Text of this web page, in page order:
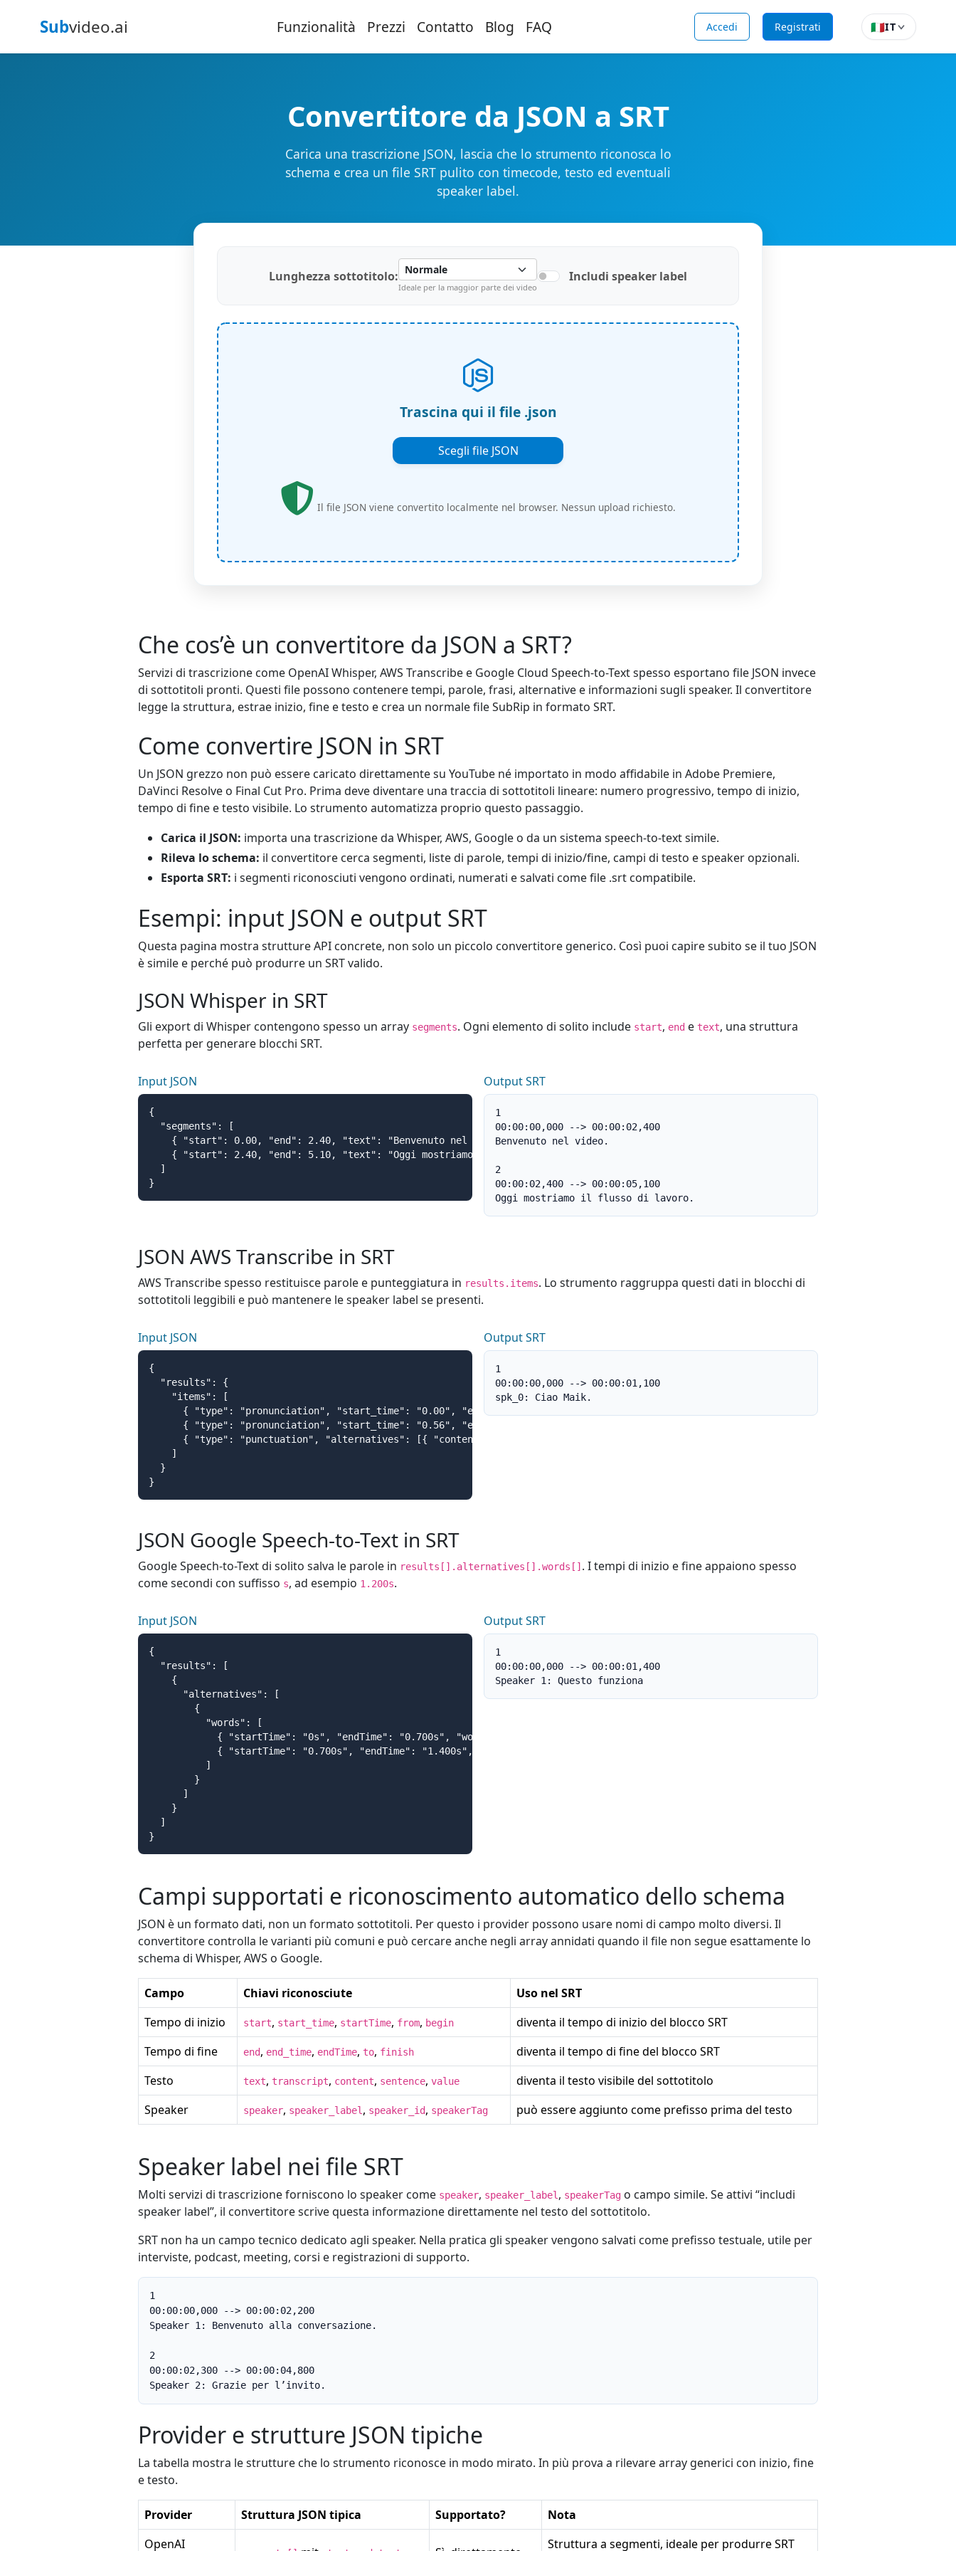
Subvideo.ai Funzionalità Prezzi Contatto Blog FAQ Accedi Registrati 🇮🇹IT
Convertitore da JSON a SRT
Carica una trascrizione JSON, lascia che lo strumento riconosca lo
schema e crea un file SRT pulito con timecode, testo ed eventuali
speaker label.
Lunghezza sottotitolo:
Ideale per la maggior parte dei video
Includi speaker label
Trascina qui il file .json
Scegli file JSON
Il file JSON viene convertito localmente nel browser. Nessun upload richiesto.
Che cos’è un convertitore da JSON a SRT?
Servizi di trascrizione come OpenAI Whisper, AWS Transcribe e Google Cloud Speech-to-Text spesso esportano file JSON invece
di sottotitoli pronti. Questi file possono contenere tempi, parole, frasi, alternative e informazioni sugli speaker. Il convertitore
legge la struttura, estrae inizio, fine e testo e crea un normale file SubRip in formato SRT.
Come convertire JSON in SRT
Un JSON grezzo non può essere caricato direttamente su YouTube né importato in modo affidabile in Adobe Premiere,
DaVinci Resolve o Final Cut Pro. Prima deve diventare una traccia di sottotitoli lineare: numero progressivo, tempo di inizio,
tempo di fine e testo visibile. Lo strumento automatizza proprio questo passaggio.
Carica il JSON: importa una trascrizione da Whisper, AWS, Google o da un sistema speech-to-text simile.
Rileva lo schema: il convertitore cerca segmenti, liste di parole, tempi di inizio/fine, campi di testo e speaker opzionali.
Esporta SRT: i segmenti riconosciuti vengono ordinati, numerati e salvati come file .srt compatibile.
Esempi: input JSON e output SRT
Questa pagina mostra strutture API concrete, non solo un piccolo convertitore generico. Così puoi capire subito se il tuo JSON
è simile e perché può produrre un SRT valido.
JSON Whisper in SRT
Gli export di Whisper contengono spesso un array segments. Ogni elemento di solito include start, end e text, una struttura
perfetta per generare blocchi SRT.
Input JSON
{
  "segments": [
    { "start": 0.00, "end": 2.40, "text": "Benvenuto nel video." },
    { "start": 2.40, "end": 5.10, "text": "Oggi mostriamo il flusso di lavoro." }
  ]
}
Output SRT
1
00:00:00,000 --> 00:00:02,400
Benvenuto nel video.
2
00:00:02,400 --> 00:00:05,100
Oggi mostriamo il flusso di lavoro.
JSON AWS Transcribe in SRT
AWS Transcribe spesso restituisce parole e punteggiatura in results.items. Lo strumento raggruppa questi dati in blocchi di
sottotitoli leggibili e può mantenere le speaker label se presenti.
Input JSON
{
  "results": {
    "items": [
{ "type": "pronunciation", "start_time": "0.00", "end_time": "0.55", "alternatives": [{ "content": "Ciao" }], "speaker_label": "spk_0"
{ "type": "pronunciation", "start_time": "0.56", "end_time": "1.10", "alternatives": [{ "content": "Maik" }], "speaker_label": "spk_0"
      { "type": "punctuation", "alternatives": [{ "content": "." }] }
    ]
  }
}
Output SRT
1
00:00:00,000 --> 00:00:01,100
spk_0: Ciao Maik.
JSON Google Speech-to-Text in SRT
Google Speech-to-Text di solito salva le parole in results[].alternatives[].words[] . I tempi di inizio e fine appaiono spesso
come secondi con suffisso s, ad esempio 1.200s.
Input JSON
{
  "results": [
    {
      "alternatives": [
        {
          "words": [
            { "startTime": "0s", "endTime": "0.700s", "word": "Questo", "speakerTag": 1 },
            { "startTime": "0.700s", "endTime": "1.400s", "word": "funziona", "speakerTag": 1 }
          ]
        }
      ]
    }
  ]
}
Output SRT
1
00:00:00,000 --> 00:00:01,400
Speaker 1: Questo funziona
Campi supportati e riconoscimento automatico dello schema
JSON è un formato dati, non un formato sottotitoli. Per questo i provider possono usare nomi di campo molto diversi. Il
convertitore controlla le varianti più comuni e può cercare anche negli array annidati quando il file non segue esattamente lo
schema di Whisper, AWS o Google.
Campo Chiavi riconosciute
Uso nel SRT
Tempo di inizio
start, start_time, startTime, from, begin
diventa il tempo di inizio del blocco SRT
Tempo di fine
end, end_time, endTime, to, finish
diventa il tempo di fine del blocco SRT
Testo
text, transcript, content, sentence, value
diventa il testo visibile del sottotitolo
Speaker
speaker, speaker_label , speaker_id, speakerTag può essere aggiunto come prefisso prima del testo
Speaker label nei file SRT
Molti servizi di trascrizione forniscono lo speaker come speaker, speaker_label , speakerTag o campo simile. Se attivi “includi
speaker label”, il convertitore scrive questa informazione direttamente nel testo del sottotitolo.
SRT non ha un campo tecnico dedicato agli speaker. Nella pratica gli speaker vengono salvati come prefisso testuale, utile per
interviste, podcast, meeting, corsi e registrazioni di supporto.
1
00:00:00,000 --> 00:00:02,200
Speaker 1: Benvenuto alla conversazione.
2
00:00:02,300 --> 00:00:04,800
Speaker 2: Grazie per l’invito.
Provider e strutture JSON tipiche
La tabella mostra le strutture che lo strumento riconosce in modo mirato. In più prova a rilevare array generici con inizio, fine
e testo.
Provider Struttura JSON tipica Supportato?
Nota
OpenAI
Struttura a segmenti, ideale per produrre SRT